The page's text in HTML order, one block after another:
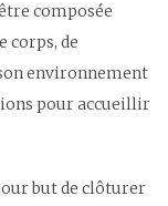
composée
corps, de
environnement
pour accueillir
but de clôturer